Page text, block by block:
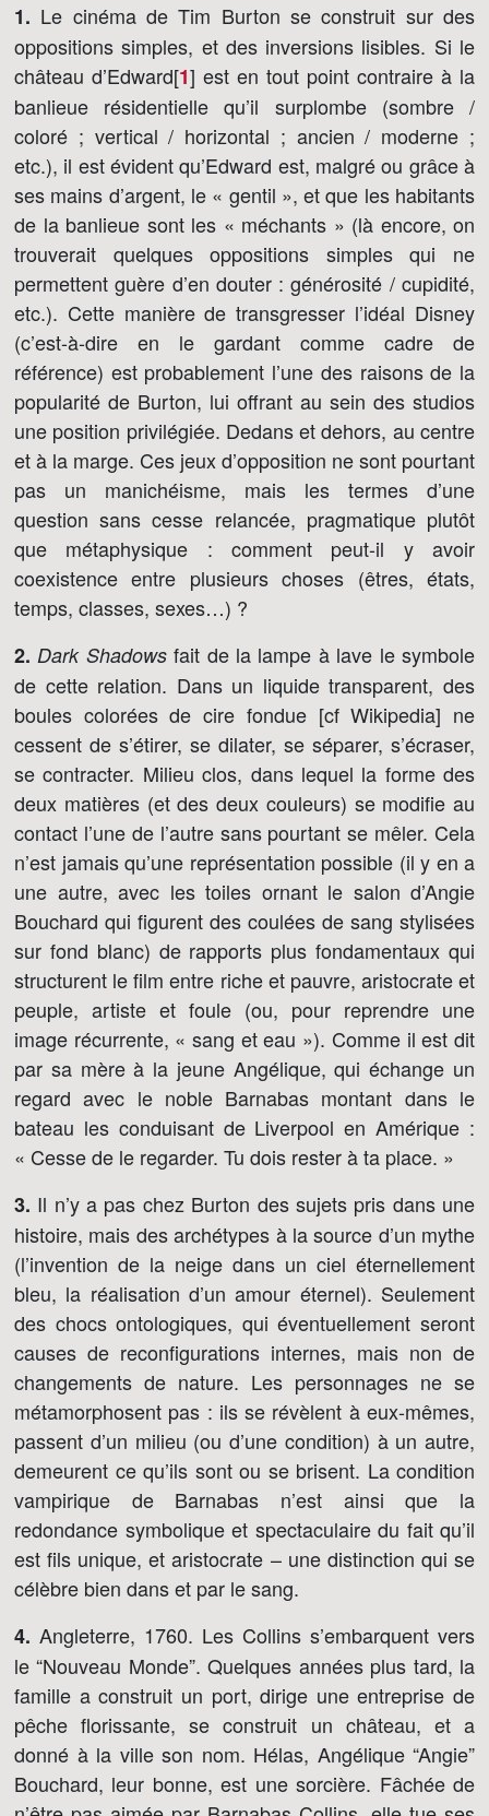
1. Le cinéma de Tim Burton se construit sur des
oppositions simples, et des inversions lisibles. Si le
château d’Edward[1] est en tout point contraire à la
banlieue résidentielle qu’il surplombe (sombre /
coloré ; vertical / horizontal ; ancien / moderne ;
etc.), il est évident qu’Edward est, malgré ou grâce à
ses mains d’argent, le « gentil », et que les habitants
de la banlieue sont les « méchants » (là encore, on
trouverait quelques oppositions simples qui ne
permettent guère d’en douter : générosité / cupidité,
etc.). Cette manière de transgresser l’idéal Disney
(c’est-à-dire en le gardant comme cadre de
référence) est probablement l’une des raisons de la
popularité de Burton, lui offrant au sein des studios
une position privilégiée. Dedans et dehors, au centre
et à la marge. Ces jeux d’opposition ne sont pourtant
pas un manichéisme, mais les termes d’une
question sans cesse relancée, pragmatique plutôt
que métaphysique : comment peut-il y avoir
coexistence entre plusieurs choses (êtres, états,
temps, classes, sexes…) ?
2. Dark Shadowsfait de la lampe à lave le symbole
de cette relation. Dans un liquide transparent, des
boules colorées de cire fondue [cf Wikipedia] ne
cessent de s’étirer, se dilater, se séparer, s’écraser,
se contracter. Milieu clos, dans lequel la forme des
deux matières (et des deux couleurs) se modifie au
contact l’une de l’autre sans pourtant se mêler. Cela
n’est jamais qu’une représentation possible (il y en a
une autre, avec les toiles ornant le salon d’Angie
Bouchard qui figurent des coulées de sang stylisées
sur fond blanc) de rapports plus fondamentaux qui
structurent le film entre riche et pauvre, aristocrate et
peuple, artiste et foule (ou, pour reprendre une
image récurrente, « sang et eau »). Comme il est dit
par sa mère à la jeune Angélique, qui échange un
regard avec le noble Barnabas montant dans le
bateau les conduisant de Liverpool en Amérique :
« Cesse de le regarder. Tu dois rester à ta place. »
3. Il n’y a pas chez Burton des sujets pris dans une
histoire, mais des archétypes à la source d’un mythe
(l’invention de la neige dans un ciel éternellement
bleu, la réalisation d’un amour éternel). Seulement
des chocs ontologiques, qui éventuellement seront
causes de reconfigurations internes, mais non de
changements de nature. Les personnages ne se
métamorphosent pas : ils se révèlent à eux-mêmes,
passent d’un milieu (ou d’une condition) à un autre,
demeurent ce qu’ils sont ou se brisent. La condition
vampirique de Barnabas n’est ainsi que la
redondance symbolique et spectaculaire du fait qu’il
est fils unique, et aristocrate – une distinction qui se
célèbre bien dans et par le sang.
4. Angleterre, 1760. Les Collins s’embarquent vers
le “Nouveau Monde”. Quelques années plus tard, la
famille a construit un port, dirige une entreprise de
pêche florissante, se construit un château, et a
donné à la ville son nom. Hélas, Angélique “Angie”
Bouchard, leur bonne, est une sorcière. Fâchée de